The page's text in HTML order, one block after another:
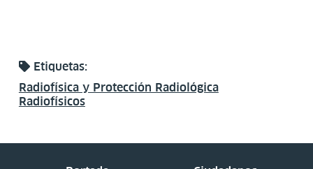
Etiquetas:
Radiofísica y Protección Radiológica
Radiofísicos